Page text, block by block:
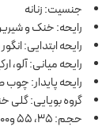
جنسیت: زنانه
رایحه: خنک و
رایحه ابتدایی:
رایحه میانی: آلو،
رایحه پایدار:
گروه بویایی: گلی
حجم: 35، 55 و100 میلی‌لیتر